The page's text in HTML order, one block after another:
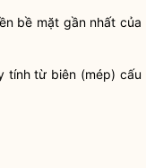
bề mặt gần nhất của
tính từ biên (mép) cấu